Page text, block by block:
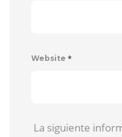
Website *
La siguiente